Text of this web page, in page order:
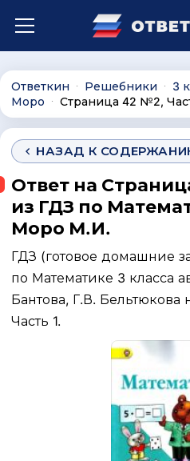
Ответкин ∙ Решебники ∙ 3
Моро ∙ Страница 42 №2,
НАЗАД К
Ответ на
из ГДЗ по
Моро М.И.
ГДЗ (готовое домашние
по Математике 3 класса
Бантова, Г.В.
Часть 1.